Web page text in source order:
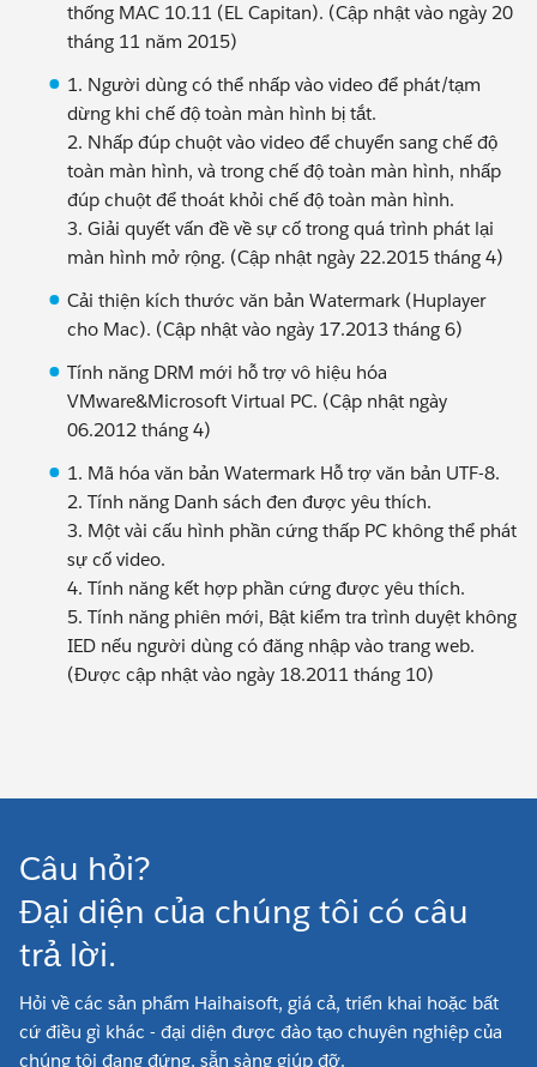
thống MAC 10.11 (EL Capitan). (Cập nhật vào ngày 20
tháng 11 năm 2015)
1. Người dùng có thể nhấp vào video để phát/tạm
dừng khi chế độ toàn màn hình bị tắt.
2. Nhấp đúp chuột vào video để chuyển sang chế độ
toàn màn hình, và trong chế độ toàn màn hình, nhấp
đúp chuột để thoát khỏi chế độ toàn màn hình.
3. Giải quyết vấn đề về sự cố trong quá trình phát lại
màn hình mở rộng. (Cập nhật ngày 22.2015 tháng 4)
Cải thiện kích thước văn bản Watermark (Huplayer
cho Mac). (Cập nhật vào ngày 17.2013 tháng 6)
Tính năng DRM mới hỗ trợ vô hiệu hóa
VMware&Microsoft Virtual PC. (Cập nhật ngày
06.2012 tháng 4)
1. Mã hóa văn bản Watermark Hỗ trợ văn bản UTF-8.
2. Tính năng Danh sách đen được yêu thích.
3. Một vài cấu hình phần cứng thấp PC không thể phát
sự cố video.
4. Tính năng kết hợp phần cứng được yêu thích.
5. Tính năng phiên mới, Bật kiểm tra trình duyệt không
IED nếu người dùng có đăng nhập vào trang web.
(Được cập nhật vào ngày 18.2011 tháng 10)
Câu hỏi?
Đại diện của chúng tôi có câu
trả lời.
Hỏi về các sản phẩm Haihaisoft, giá cả, triển khai hoặc bất
cứ điều gì khác - đại diện được đào tạo chuyên nghiệp của
chúng tôi đang đứng, sẵn sàng giúp đỡ.